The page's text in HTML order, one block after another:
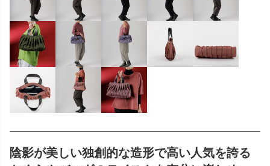
陰影が美しい独創的な造形で高い人気を誇る